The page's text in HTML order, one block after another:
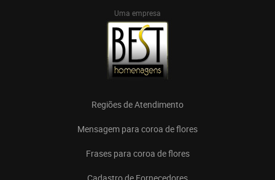
Uma empresa
Regiões de Atendimento
Mensagem para coroa de flores
Frases para coroa de flores